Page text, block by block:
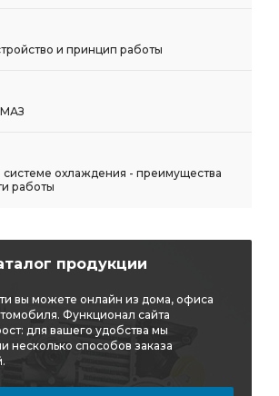
и принцип работы
системе охлаждения - преимущества
работы
продукции
вы можете онлайн из дома, офиса
Функционал сайта
для вашего удобства мы
несколько способов заказа